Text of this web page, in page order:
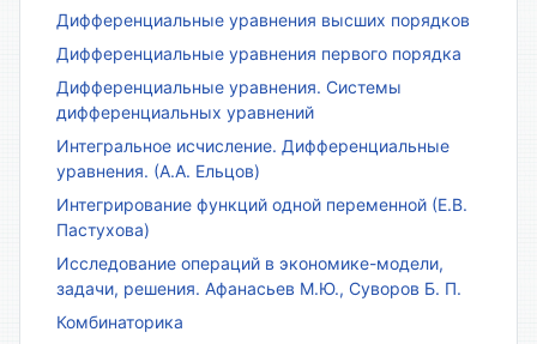
Дифференциальные уравнения высших порядков
Дифференциальные уравнения первого порядка
Дифференциальные уравнения. Системы
дифференциальных уравнений
Интегральное исчисление. Дифференциальные
уравнения. (А.А. Ельцов)
Интегрирование функций одной переменной (Е.В.
Пастухова)
Исследование операций в экономике-модели,
задачи, решения. Афанасьев М.Ю., Суворов Б. П.
Комбинаторика